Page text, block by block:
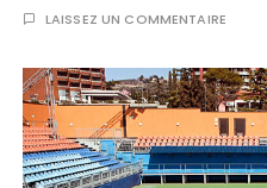
LAISSEZ UN COMMENTAIRE